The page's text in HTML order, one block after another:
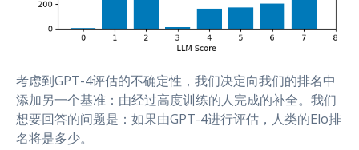
考虑到GPT-4评估的不确定性，我们决定向我们的排名中
添加另一个基准：由经过高度训练的人完成的补全。我们
想要回答的问题是：如果由GPT-4进行评估，人类的Elo排
名将是多少。